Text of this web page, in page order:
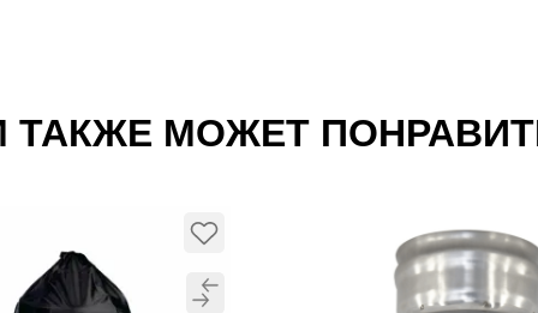
ТАКЖЕ МОЖЕТ